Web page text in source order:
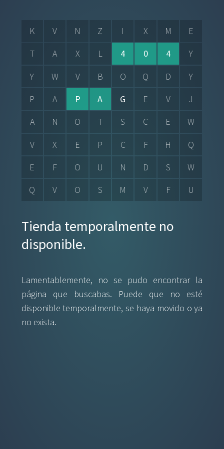
K V N Z I X M
E
T
A X L 4 0 4
Y
Y
W V B O Q D
Y
P
A P A G E V
J
A
N O T S C E
W
V
X E P C F H
Q
E
F O U N D S
W
Q
V O S M V F U
Tienda temporalmente no
disponible.
Lamentablemente, no se pudo encontrar la
página que buscabas. Puede que no esté
disponible temporalmente, se haya movido o ya
no exista.